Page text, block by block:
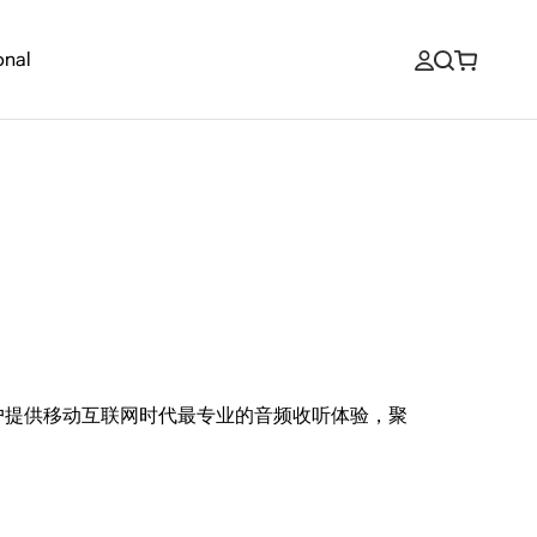
供移动互联网时代最专业的音频收听体验，聚